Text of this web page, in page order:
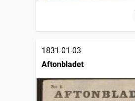
1831-01-03
Aftonbladet